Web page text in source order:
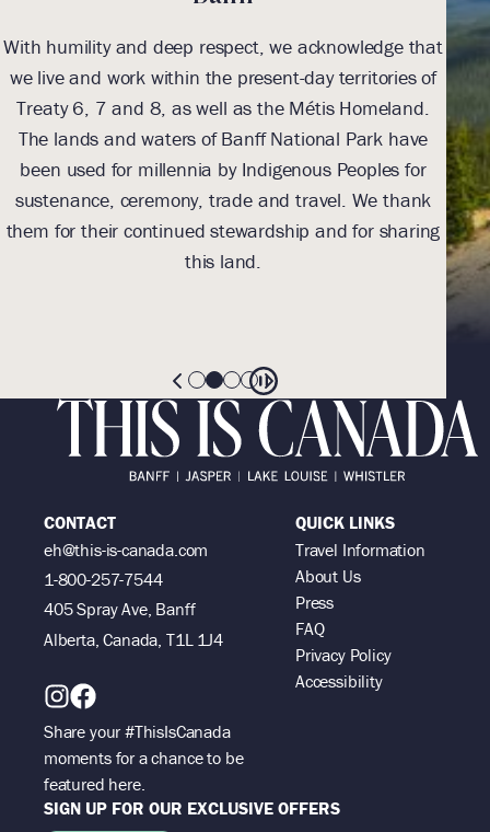
With humility and deep respect, we acknowledge that
we live and work within the present-day territories of
Treaty 6, 7 and 8, as well as the Métis Homeland.
The lands and waters of Banff National Park have
been used for millennia by Indigenous Peoples for
sustenance, ceremony, trade and travel. We thank
them for their continued stewardship and for sharing
this land.
CONTACT
eh@this-is-canada.com
1-800-257-7544
405 Spray Ave, Banff
Alberta, Canada, T1L 1J4
Share your #ThisIsCanada
moments for a chance to be
featured here.
QUICK LINKS
Travel Information
About Us
Press
FAQ
Privacy Policy
Accessibility
SIGN UP FOR OUR EXCLUSIVE OFFERS